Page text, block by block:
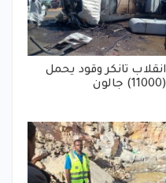
انقلاب تانكر وقود يحمل
(11000) جالون